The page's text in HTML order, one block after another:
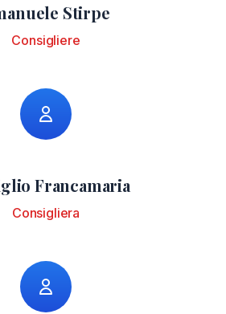
Stirpe
Consigliere
Francamaria
Consigliera